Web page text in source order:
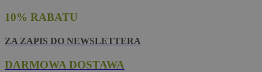
10% RABATU
ZA ZAPIS DO NEWSLETTERA
DARMOWA DOSTAWA